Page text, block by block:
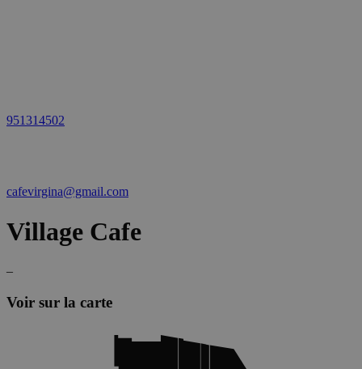
951314502
cafevirgina@gmail.com
Village Cafe
–
Voir sur la carte